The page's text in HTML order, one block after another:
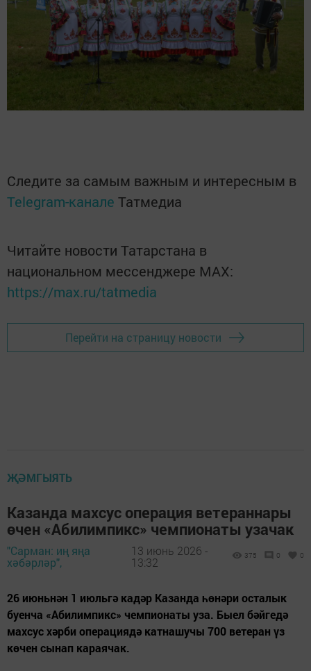
Следите за самым важным и интересным в
Telegram-канале Татмедиа
Читайте новости Татарстана в
национальном мессенджере MАХ:
https://max.ru/tatmedia
Перейти на страницу новости
ҖӘМГЫЯТЬ
Казанда махсус операция ветераннары
өчен «Абилимпикс» чемпионаты узачак
"Сарман: иң яңа
хәбәрләр",
13 июнь 2026 -
13:32
375 0 0
26 июньнән 1 июльгә кадәр Казанда һөнәри осталык
буенча «Абилимпикс» чемпионаты уза. Быел бәйгедә
махсус хәрби операциядә катнашучы 700 ветеран үз
көчен сынап караячак.